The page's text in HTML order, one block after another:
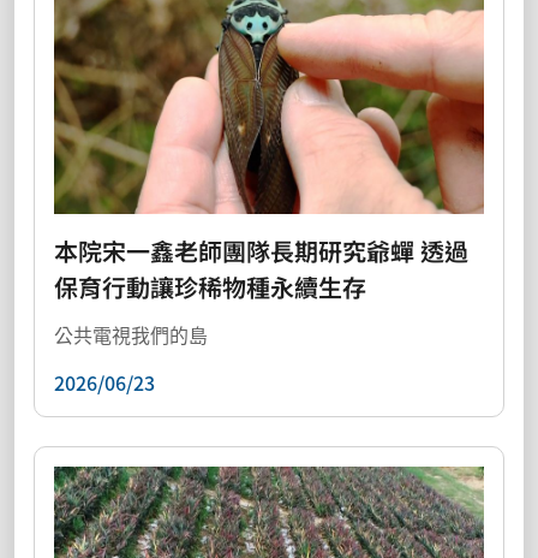
本院宋一鑫老師團隊長期研究爺蟬 透過
保育行動讓珍稀物種永續生存
公共電視我們的島
2026/06/23